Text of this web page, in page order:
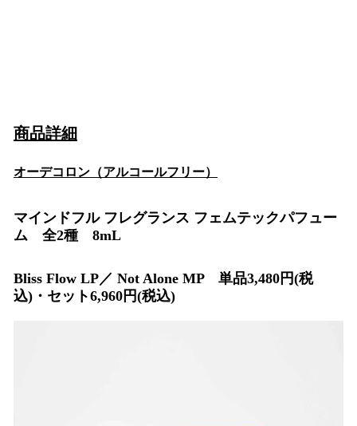
商品詳細
オーデコロン（アルコールフリー）
マインドフル フレグランス フェムテックパフュー
ム 全2種 8mL
Bliss Flow LP／ Not Alone MP 単品3,480円(税
込)・セット6,960円(税込)